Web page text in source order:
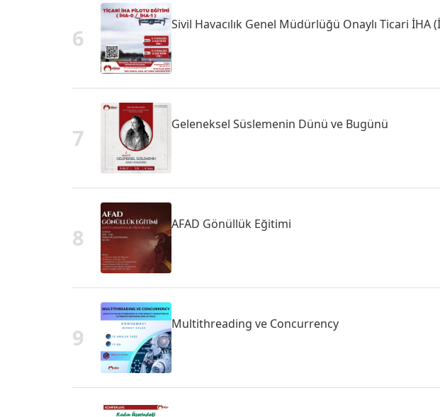
6
Sivil Havacılık Genel Müdürlüğü Onaylı Ticari İHA
7
Geleneksel Süslemenin Dünü ve Bugünü
8
AFAD Gönüllük Eğitimi
9
Multithreading ve Concurrency